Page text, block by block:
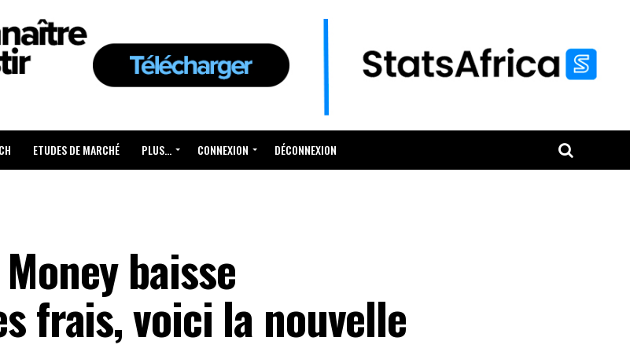
ETUDES DE MARCHÉ PLUS… CONNEXION DÉCONNEXION
baisse
frais, voici la nouvelle